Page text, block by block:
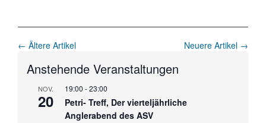
Beitrags-
Navigation
← Ältere Artikel Neuere Artikel →
Anstehende Veranstaltungen
NOV.
20
19:00 -23:00
Petri- Treff, Der vierteljährliche
Anglerabend des ASV